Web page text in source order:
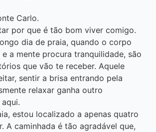
Carlo.
por que é tão bom viver comigo.
dia de praia, quando o corpo
e a mente procura tranquilidade, são
que vão te receber. Aquele
sentir a brisa entrando pela
relaxar ganha outro
estou localizado a apenas quatro
A caminhada é tão agradável que,